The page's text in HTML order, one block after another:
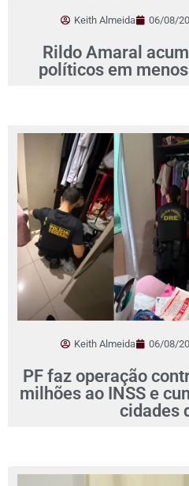
Keith Almeida 06/08/
Rildo Amaral
políticos em
Keith Almeida 06/08/
PF faz operação
milhões ao INSS e
cidades